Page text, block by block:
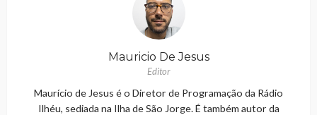
Mauricio De Jesus
Editor
Maurício de Jesus é o Diretor de Programação da Rádio
Ilhéu, sediada na Ilha de São Jorge. É também autor da